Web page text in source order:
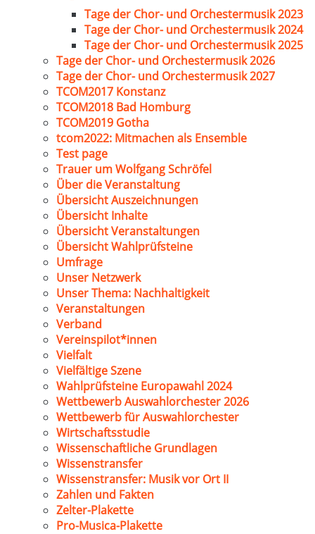
Tage der Chor- und Orchestermusik 2023
Tage der Chor- und Orchestermusik 2024
Tage der Chor- und Orchestermusik 2025
Tage der Chor- und Orchestermusik 2026
Tage der Chor- und Orchestermusik 2027
TCOM2017 Konstanz
TCOM2018 Bad Homburg
TCOM2019 Gotha
tcom2022: Mitmachen als Ensemble
Test page
Trauer um Wolfgang Schröfel
Über die Veranstaltung
Übersicht Auszeichnungen
Übersicht Inhalte
Übersicht Veranstaltungen
Übersicht Wahlprüfsteine
Umfrage
Unser Netzwerk
Unser Thema: Nachhaltigkeit
Veranstaltungen
Verband
Vereinspilot*innen
Vielfalt
Vielfältige Szene
Wahlprüfsteine Europawahl 2024
Wettbewerb Auswahlorchester 2026
Wettbewerb für Auswahlorchester
Wirtschaftsstudie
Wissenschaftliche Grundlagen
Wissenstransfer
Wissenstransfer: Musik vor Ort II
Zahlen und Fakten
Zelter-Plakette
Pro-Musica-Plakette